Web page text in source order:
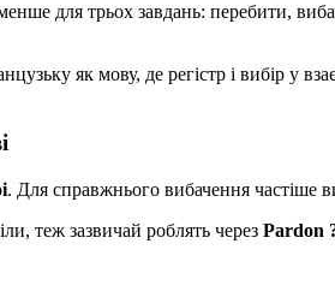
для трьох завдань: перебити,
як мову, де регістр і вибір у
. Для справжнього вибачення частіше
теж зазвичай роблять через Pardon